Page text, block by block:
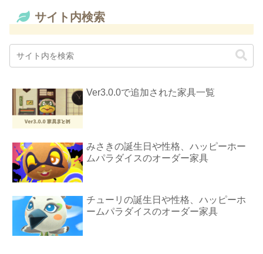
サイト内検索
Ver3.0.0で追加された家具一覧
みさきの誕生日や性格、ハッピーホー
ムパラダイスのオーダー家具
チューリの誕生日や性格、ハッピーホ
ームパラダイスのオーダー家具